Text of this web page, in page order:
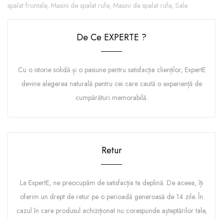
spalat frontale, Masini de spalat rufe, Masini de spalat rufe, Sale
De Ce EXPERTE ?
Cu o istorie solidă și o pasiune pentru satisfacția clienților, ExpertE
devine alegerea naturală pentru cei care caută o experiență de
cumpărături memorabilă.
Retur
La ExpertE, ne preocupăm de satisfacția ta deplină. De aceea, îți
oferim un drept de retur pe o perioadă generoasă de 14 zile. În
cazul în care produsul achiziționat nu corespunde așteptărilor tale,